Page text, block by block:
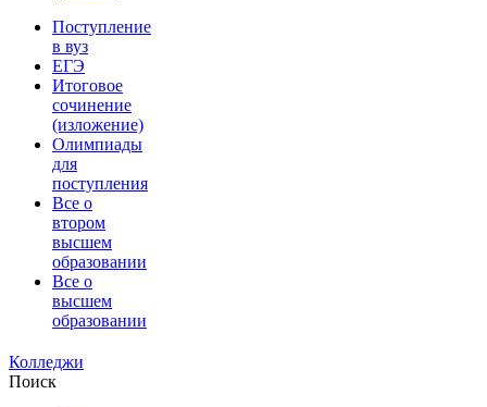
Поступление
в вуз
ЕГЭ
Итоговое
сочинение
(изложение)
Олимпиады
для
поступления
Все о
втором
высшем
образовании
Все о
высшем
образовании
Колледжи
Поиск